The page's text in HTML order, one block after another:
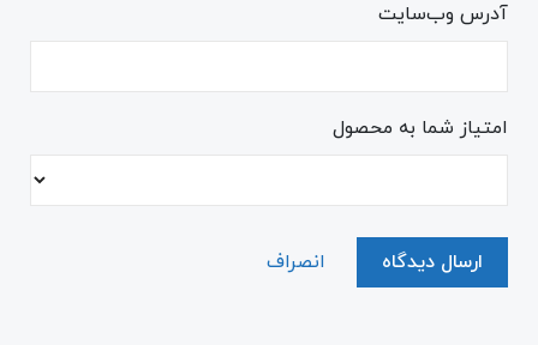
آدرس وب‌سایت
امتیاز شما به محصول
ارسال دیدگاه انصراف